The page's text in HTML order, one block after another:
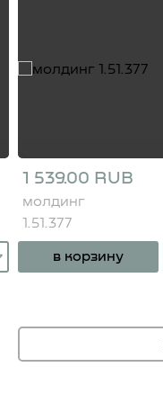
1 539.00 RUB
молдинг
1.51.377
в корзину